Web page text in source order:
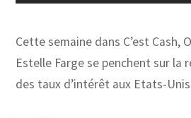
Cette semaine dans C’est Cash,
Estelle Farge se penchent sur la
des taux d’intérêt aux Etats-